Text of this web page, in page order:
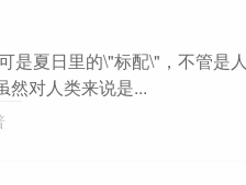
是夏日里的\"标配\"，不管是
然对人类来说是...